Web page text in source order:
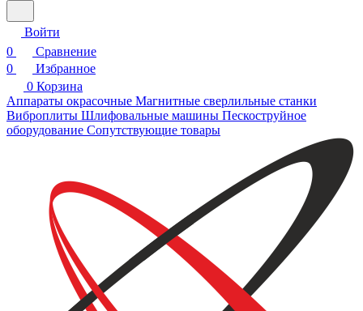
Войти
0
Сравнение
0
Избранное
0 Корзина
Аппараты окрасочные Магнитные сверлильные станки
Виброплиты Шлифовальные машины Пескоструйное
оборудование Сопутствующие товары